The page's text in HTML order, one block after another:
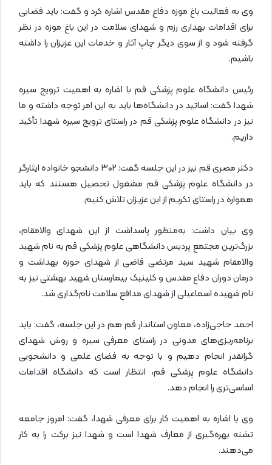
وی به فعالیت باغ‌ موزه دفاع مقدس اشاره کرد و گفت: باید فضایی
برای اقدامات بهداری رزم و شهدای سلامت در این باغ‌ موزه در نظر
گرفته شود و از سوی دیگر چاپ آثار و خدمات این عزیزان را داشته
باشیم.
رئیس دانشگاه علوم پزشکی قم با اشاره به اهمیت ترویج سیره
شهدا گفت: اساتید در دانشگاه‌ها باید به این امر توجه داشته و ما
نیز در دانشگاه علوم پزشکی قم در راستای ترویج سیره شهدا تأکید
داریم.
دکتر مصری قم نیز در این جلسه گفت: ۳۰۲ دانشجو خانواده ایثارگر
در دانشگاه علوم پزشکی قم مشغول تحصیل هستند که باید
همواره در راستای تکریم از این عزیزان تلاش کنیم.
وی بیان داشت: به‌منظور پاسداشت از این شهدای والامقام،
بزرگ‌ترین مجتمع پردیس دانشگاهی علوم پزشکی قم به نام شهید
والامقام شهید سید مرتضی قاضی از شهدای حوزه بهداشت و
درمان دوران دفاع مقدس و کلینیک بیمارستان شهید بهشتی نیز به
نام شهیده اسماعیلی از شهدای مدافع سلامت نام‌گذاری شد.
احمد حاجی‌زاده، معاون استاندار قم هم در این جلسه، گفت: باید
برنامه‌ریزی‌های مدونی در راستای معرفی سیره و روش شهدای
گرانقدر انجام دهیم و با توجه به فضای علمی و دانشجویی
دانشگاه علوم پزشکی قم، انتظار است که دانشگاه اقدامات
اساسی‌تری را انجام دهد.
وی با اشاره به اهمیت کار برای معرفی شهدا، گفت: امروز جامعه
تشنه بهره‌گیری از معارف شهدا است و شهدا نیز برکت را به کار
می‌دهند.